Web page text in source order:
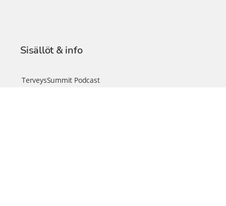
Sisällöt & info
TerveysSummit Podcast